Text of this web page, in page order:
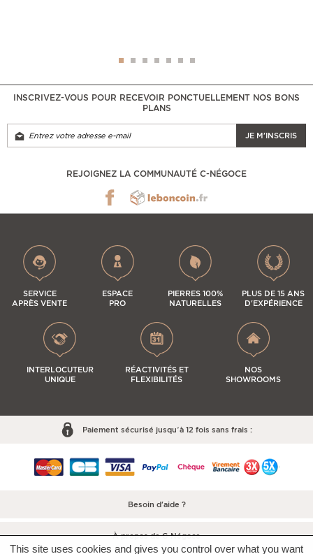
INSCRIVEZ-VOUS POUR RECEVOIR PONCTUELLEMENT NOS BONS
PLANS
JE M'INSCRIS
REJOIGNEZ LA COMMUNAUTÉ C-NÉGOCE
SERVICE
APRÈS VENTE
ESPACE
PRO
PIERRES 100%
NATURELLES
PLUS DE 15 ANS
D'EXPÉRIENCE
INTERLOCUTEUR
UNIQUE
RÉACTIVITÉS ET
FLEXIBILITÉS
NOS
SHOWROOMS
Paiement sécurisé jusqu’à 12 fois sans frais :
Besoin d'aide ?
À propos de C-Négoce
This site uses cookies and gives you control over what you want